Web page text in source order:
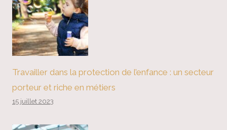
Travailler dans la protection de l’enfance : un secteur
porteur et riche en métiers
15 juillet 2023